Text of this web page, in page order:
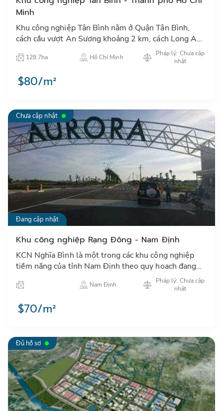
Minh
Khu công nghiệp Tân Bình nằm ở Quận Tân Bình,
cách cầu vượt An Sương khoảng 2 km, cách Long An
khoảng 20 km, là vị trí thuận lợi để thu hút đầu tư
cũng như làm …
128.7ha Hồ Chí Minh
Pháp lý: Chưa cập
nhật
$80/m²
Chưa cập nhật
Đang cập nhật
Khu công nghiệp Rạng Đông - Nam Định
KCN Nghĩa Bình là một trong các khu công nghiệp
tiềm năng của tỉnh Nam Định theo quy hoach đang
thu hút các nhà đầu tư trong và ngoài nước đặc biệt
các NĐT Nhật…
Nam Định
Pháp lý: Chưa cập
nhật
$70/m²
Đủ hồ sơ